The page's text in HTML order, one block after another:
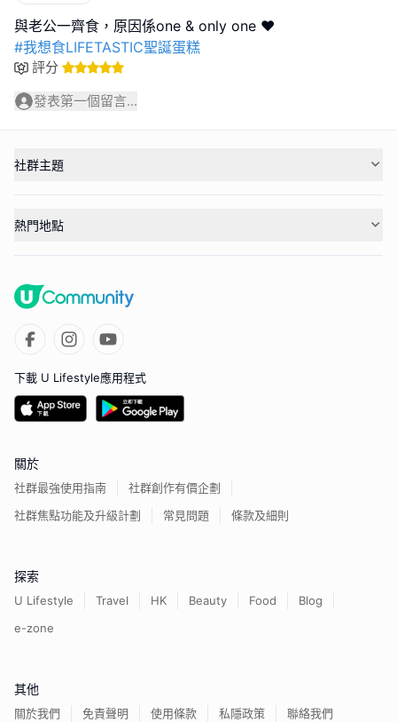
#我想食LIFETASTIC聖誕蛋糕
評分
發表第一個留言...
社群主題
熱門地點
下載 U Lifestyle應用程式
關於
社群最強使用指南
社群創作有價企劃
社群焦點功能及升級計劃
常見問題 條款及細則
探索
U Lifestyle Travel HK Beauty Food
Blog
e-zone
其他
關於我們 免責聲明 使用條款 私隱政策 聯絡我們